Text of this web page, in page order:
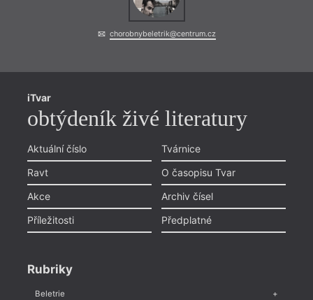
chorobnybeletrik@centrum.cz
iTvar
obtýdeník živé literatury
Aktuální číslo
Ravt
Akce
Příležitosti
Tvárnice
O časopisu Tvar
Archiv čísel
Předplatné
Rubriky
Beletrie